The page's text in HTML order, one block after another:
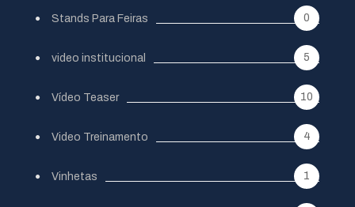
Stands Para Feiras 0
video institucional 5
Vídeo Teaser 10
Video Treinamento 4
Vinhetas 1